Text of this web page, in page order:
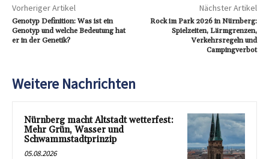
Vorheriger Artikel
Genotyp Definition: Was ist ein
Genotyp und welche Bedeutung hat
er in der Genetik?
Nächster Artikel
Rock im Park 2026 in Nürnberg:
Spielzeiten, Lärmgrenzen,
Verkehrsregeln und
Campingverbot
Weitere Nachrichten
Nürnberg macht Altstadt wetterfest:
Mehr Grün, Wasser und
Schwammstadtprinzip
05.08.2026